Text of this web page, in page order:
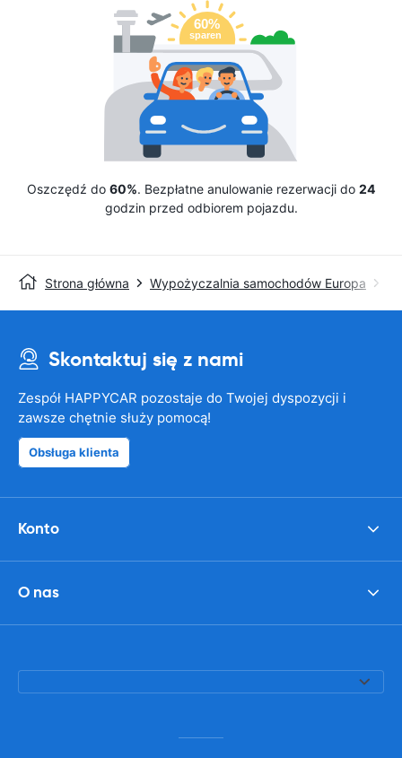
Oszczędź do 60%. Bezpłatne anulowanie rezerwacji do 24
godzin przed odbiorem pojazdu.
Strona główna Wypożyczalnia samochodów Europa
Skontaktuj się z nami
Zespół HAPPYCAR pozostaje do Twojej dyspozycji i
zawsze chętnie służy pomocą!
Obsługa klienta
Konto
O nas